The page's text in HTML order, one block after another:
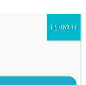
en place des
que les critères
de leur côté des
FERMER